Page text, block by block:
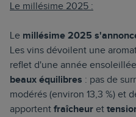
Le millésime 2025 :
Le millésime 2025
Les vins dévoilent une
reflet d'une année
beaux équilibres : pas de
modérés (environ 13,3 %) et
apportent fraîcheur et